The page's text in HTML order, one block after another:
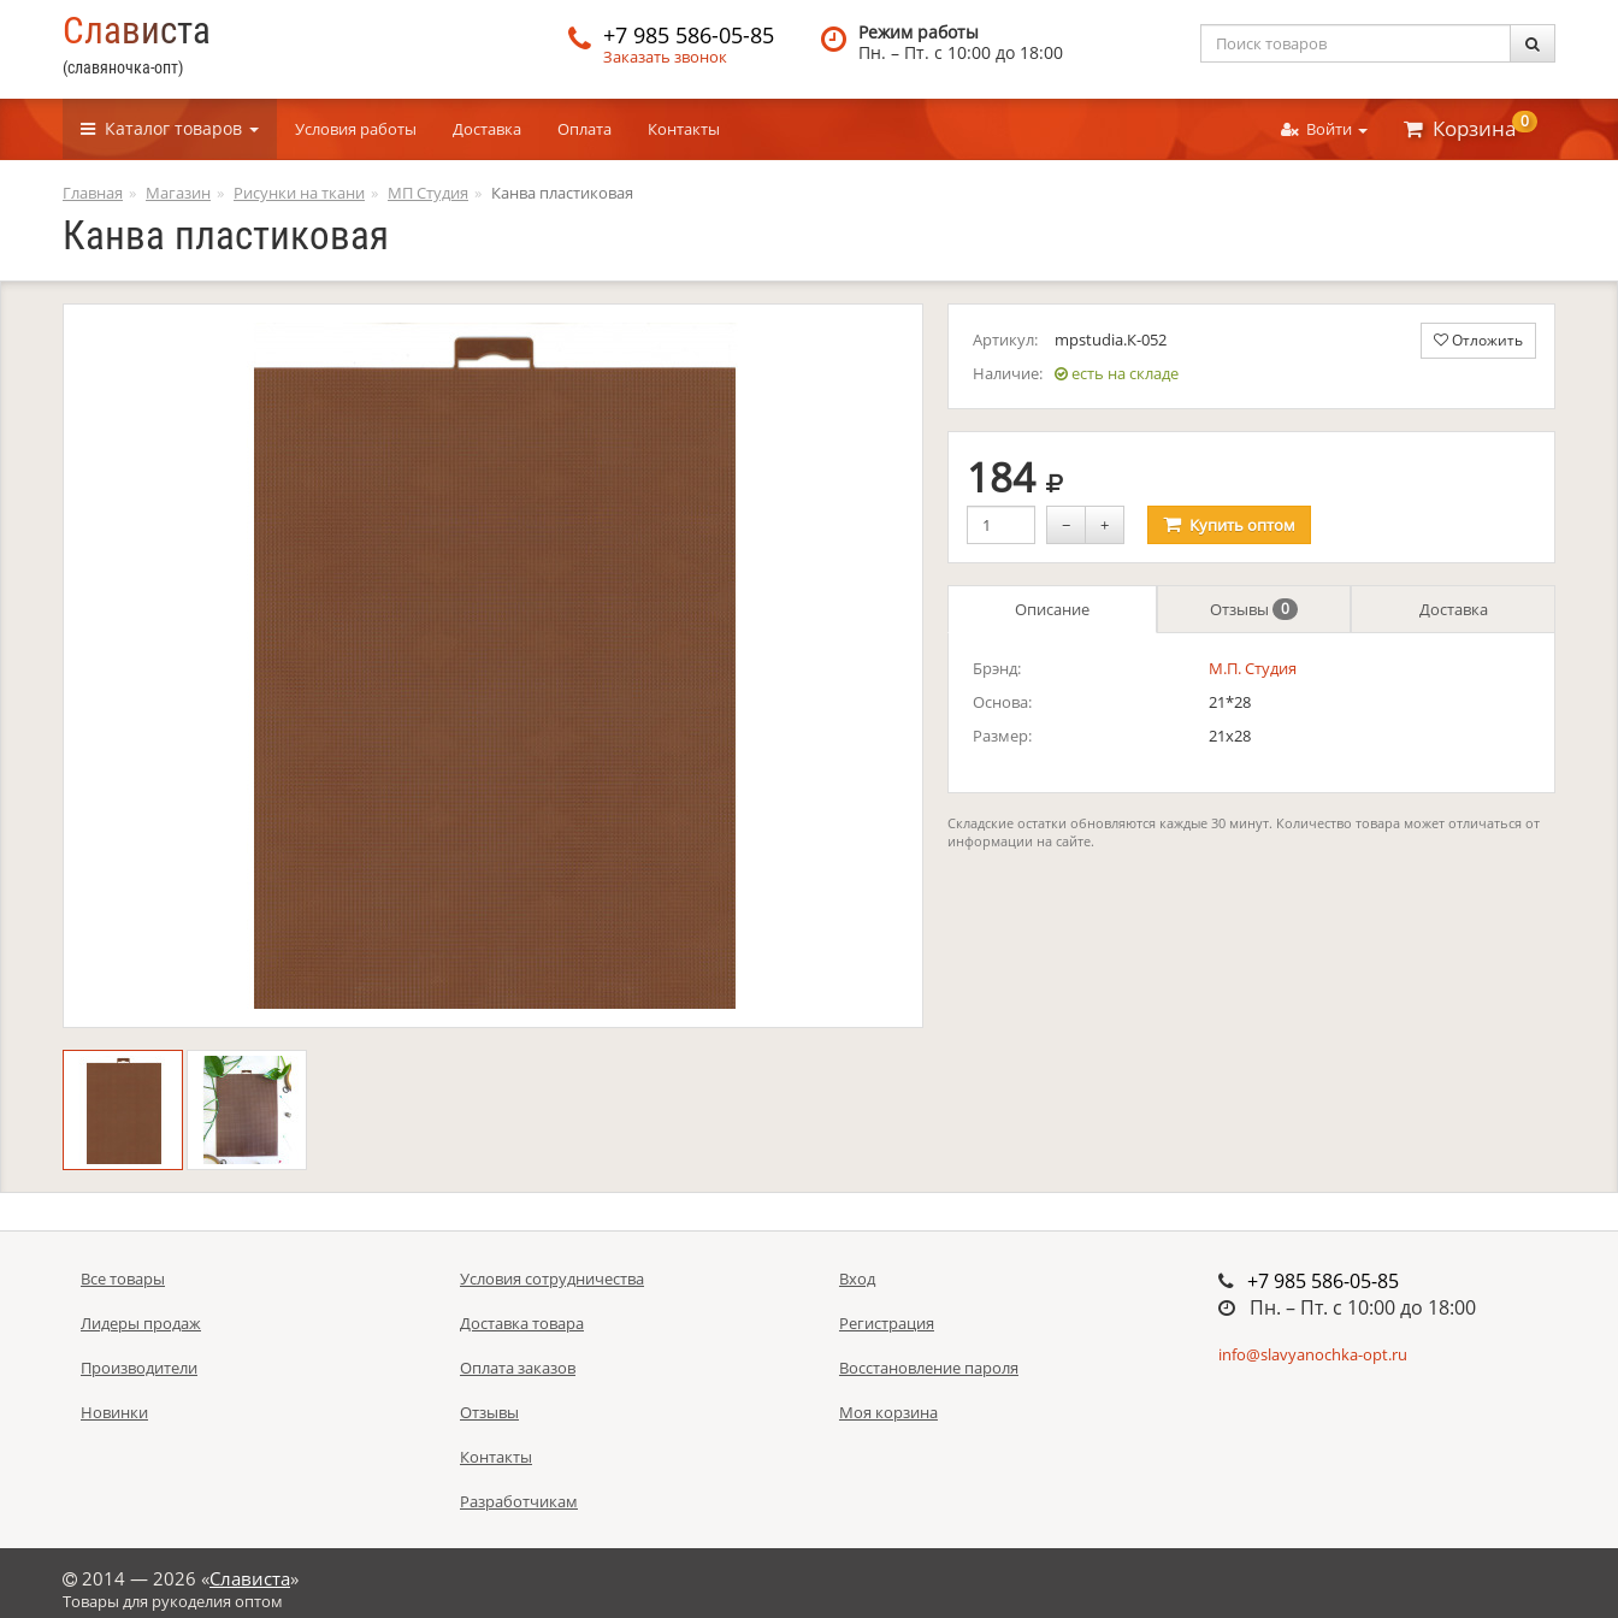
Слависта
(славяночка-опт)
+7 985 586-05-85
Заказать звонок
Режим работы
Пн. – Пт. c 10:00 до 18:00
Каталог товаров Войти Корзина0
Условия работы Доставка Оплата Контакты
Главная Магазин Рисунки на ткани МП Студия Канва пластиковая
Канва пластиковая
Артикул:
mpstudia.К-052
Наличие:
есть на складе
Отложить
184руб.
− + Купитьоптом
Описание Отзывы 0 Доставка
Брэнд:
М.П. Студия
Основа:
21*28
Размер:
21х28
Складские остатки обновляются каждые 30 минут. Количество товара может отличаться от
информации на сайте.
Все товары
Лидеры продаж
Производители
Новинки
Условия сотрудничества
Доставка товара
Оплата заказов
Отзывы
Контакты
Разработчикам
Вход
Регистрация
Восстановление пароля
Моя корзина
+7 985 586-05-85
Пн. – Пт. c 10:00 до 18:00
info@slavyanochka-opt.ru
©2014 — 2026 «Слависта»
Товары для рукоделия оптом